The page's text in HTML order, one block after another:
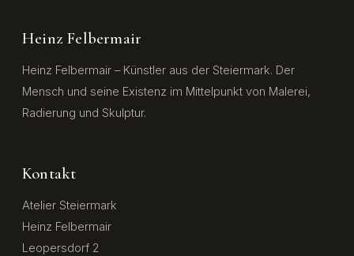
Heinz Felbermair
Heinz Felbermair – Künstler aus der Steiermark. Der
Mensch und seine Existenz im Mittelpunkt von Malerei,
Radierung und Skulptur.
Kontakt
Atelier Steiermark
Heinz Felbermair
Leopersdorf 2